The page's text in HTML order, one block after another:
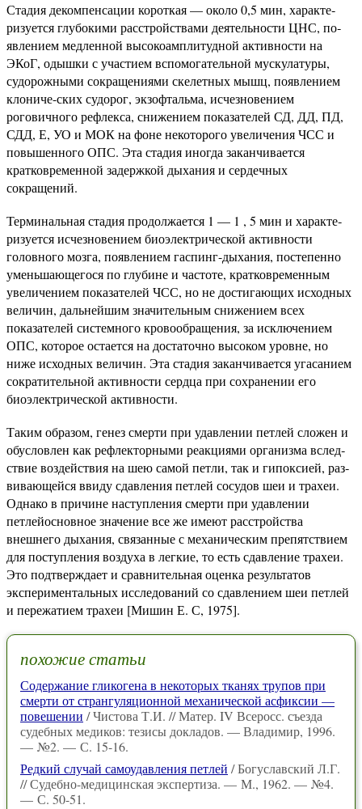
Стадия декомпенсации короткая — около 0,5 мин, характе­
ризуется глубокими расстройствами деятельности ЦНС, по­
явлением медленной высокоамплитудной активности на
ЭКоГ, одышки с участием вспомогательной мускулатуры,
судорож­ными сокращениями скелетных мышц, появлением
клониче-ских судорог, экзофтальма, исчезновением
роговичного реф­лекса, снижением показателей СД, ДД, ПД,
СДД, Е, УО и МОК на фоне некоторого увеличения ЧСС и
повышенного ОПС. Эта стадия иногда заканчивается
кратковременной за­держкой дыхания и сердечных
сокращений.
Терминальная стадия продолжается 1 — 1 , 5 мин и характе­
ризуется исчезновением биоэлектрической активности
головного мозга, появлением гаспинг-дыхания, постепенно
уменьшающе­гося по глубине и частоте, кратковременным
увеличением пока­зателей ЧСС, но не достигающих исходных
величин, дальней­шим значительным снижением всех
показателей системного кровообращения, за исключением
ОПС, которое остается на достаточно высоком уровне, но
ниже исходных величин. Эта стадия заканчивается угасанием
сократительной активности сердца при сохранении его
биоэлектрической активности.
Таким образом, генез смерти при удавлении петлей сложен и
обусловлен как рефлекторными реакциями организма вслед­
ствие воздействия на шею самой петли, так и гипоксией, раз­
вивающейся ввиду сдавления петлей сосудов шеи и трахеи.
Однако в причине наступления смерти при удавлении
петлейосновное значение все же имеют расстройства
внешнего дыха­ния, связанные с механическим препятствием
для поступления воздуха в легкие, то есть сдавление трахеи.
Это подтверждает и сравнительная оценка результатов
экспериментальных ис­следований со сдавлением шеи петлей
и пережатием трахеи [Мишин Е. С, 1975].
похожие статьи
Содержание гликогена в некоторых тканях трупов при
смерти от странгуляционной механической асфиксии —
повешении / Чистова Т.И. // Матер. IV Всеросс. съезда
судебных медиков: тезисы докладов. — Владимир, 1996.
— №2. — С. 15-16.
Редкий случай самоудавления петлей / Богуславский Л.Г.
// Судебно-медицинская экспертиза. — М., 1962. — №4.
— С. 50-51.